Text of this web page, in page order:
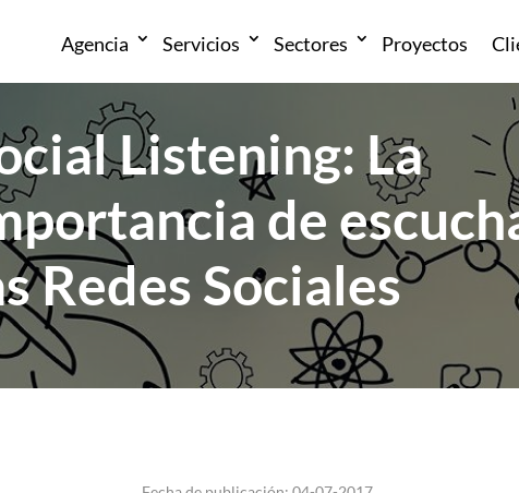
Agencia Servicios Sectores Proyectos
Listening: La
de
Redes Sociales